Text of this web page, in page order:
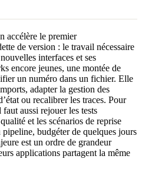
accélère le premier
de version : le travail nécessaire
interfaces et ses
encore jeunes, une montée de
un numéro dans un fichier. Elle
adapter la gestion des
ou recalibrer les traces. Pour
aussi rejouer les tests
et les scénarios de reprise
budgéter de quelques jours
est un ordre de grandeur
applications partagent la même